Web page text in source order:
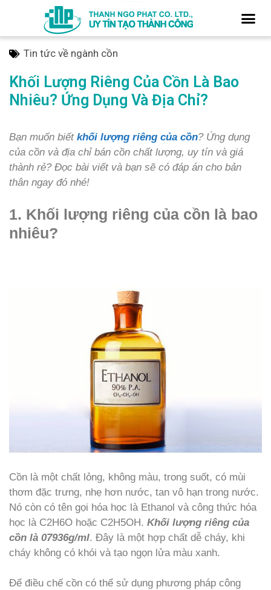
Tin tức về ngành cồn
Khối Lượng Riêng Của Cồn Là Bao
Nhiêu? Ứng Dụng Và Địa Chỉ?
Bạn muốn biết khối lượng riêng của cồn? Ứng dụng
của cồn và địa chỉ bán cồn chất lượng, uy tín và giá
thành rẻ? Đọc bài viết và bạn sẽ có đáp án cho bản
thân ngay đó nhé!
1. Khối lượng riêng của cồn là bao
nhiêu?
Cồn là một chất lỏng, không màu, trong suốt, có mùi
thơm đặc trưng, nhẹ hơn nước, tan vô hạn trong nước.
Nó còn có tên gọi hóa học là Ethanol và công thức hóa
học là C2H6O hoặc C2H5OH. Khối lượng riêng của
cồn là 07936g/ml. Đây là một hợp chất dễ cháy, khi
cháy không có khói và tạo ngọn lửa màu xanh.
Để điều chế cồn có thể sử dụng phương pháp công